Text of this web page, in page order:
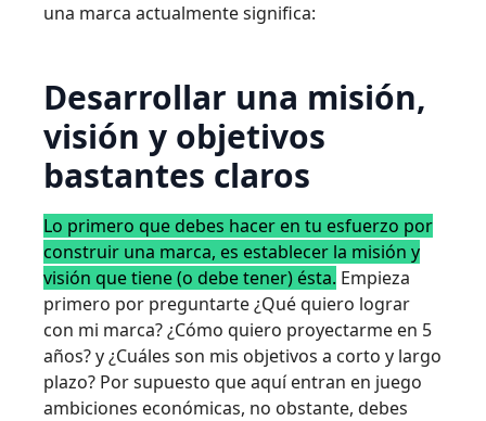
una marca actualmente significa:
Desarrollar una misión,
visión y objetivos
bastantes claros
Lo primero que debes hacer en tu esfuerzo por
construir una marca, es establecer la misión y
visión que tiene (o debe tener) ésta. Empieza
primero por preguntarte ¿Qué quiero lograr
con mi marca? ¿Cómo quiero proyectarme en 5
años? y ¿Cuáles son mis objetivos a corto y largo
plazo? Por supuesto que aquí entran en juego
ambiciones económicas, no obstante, debes